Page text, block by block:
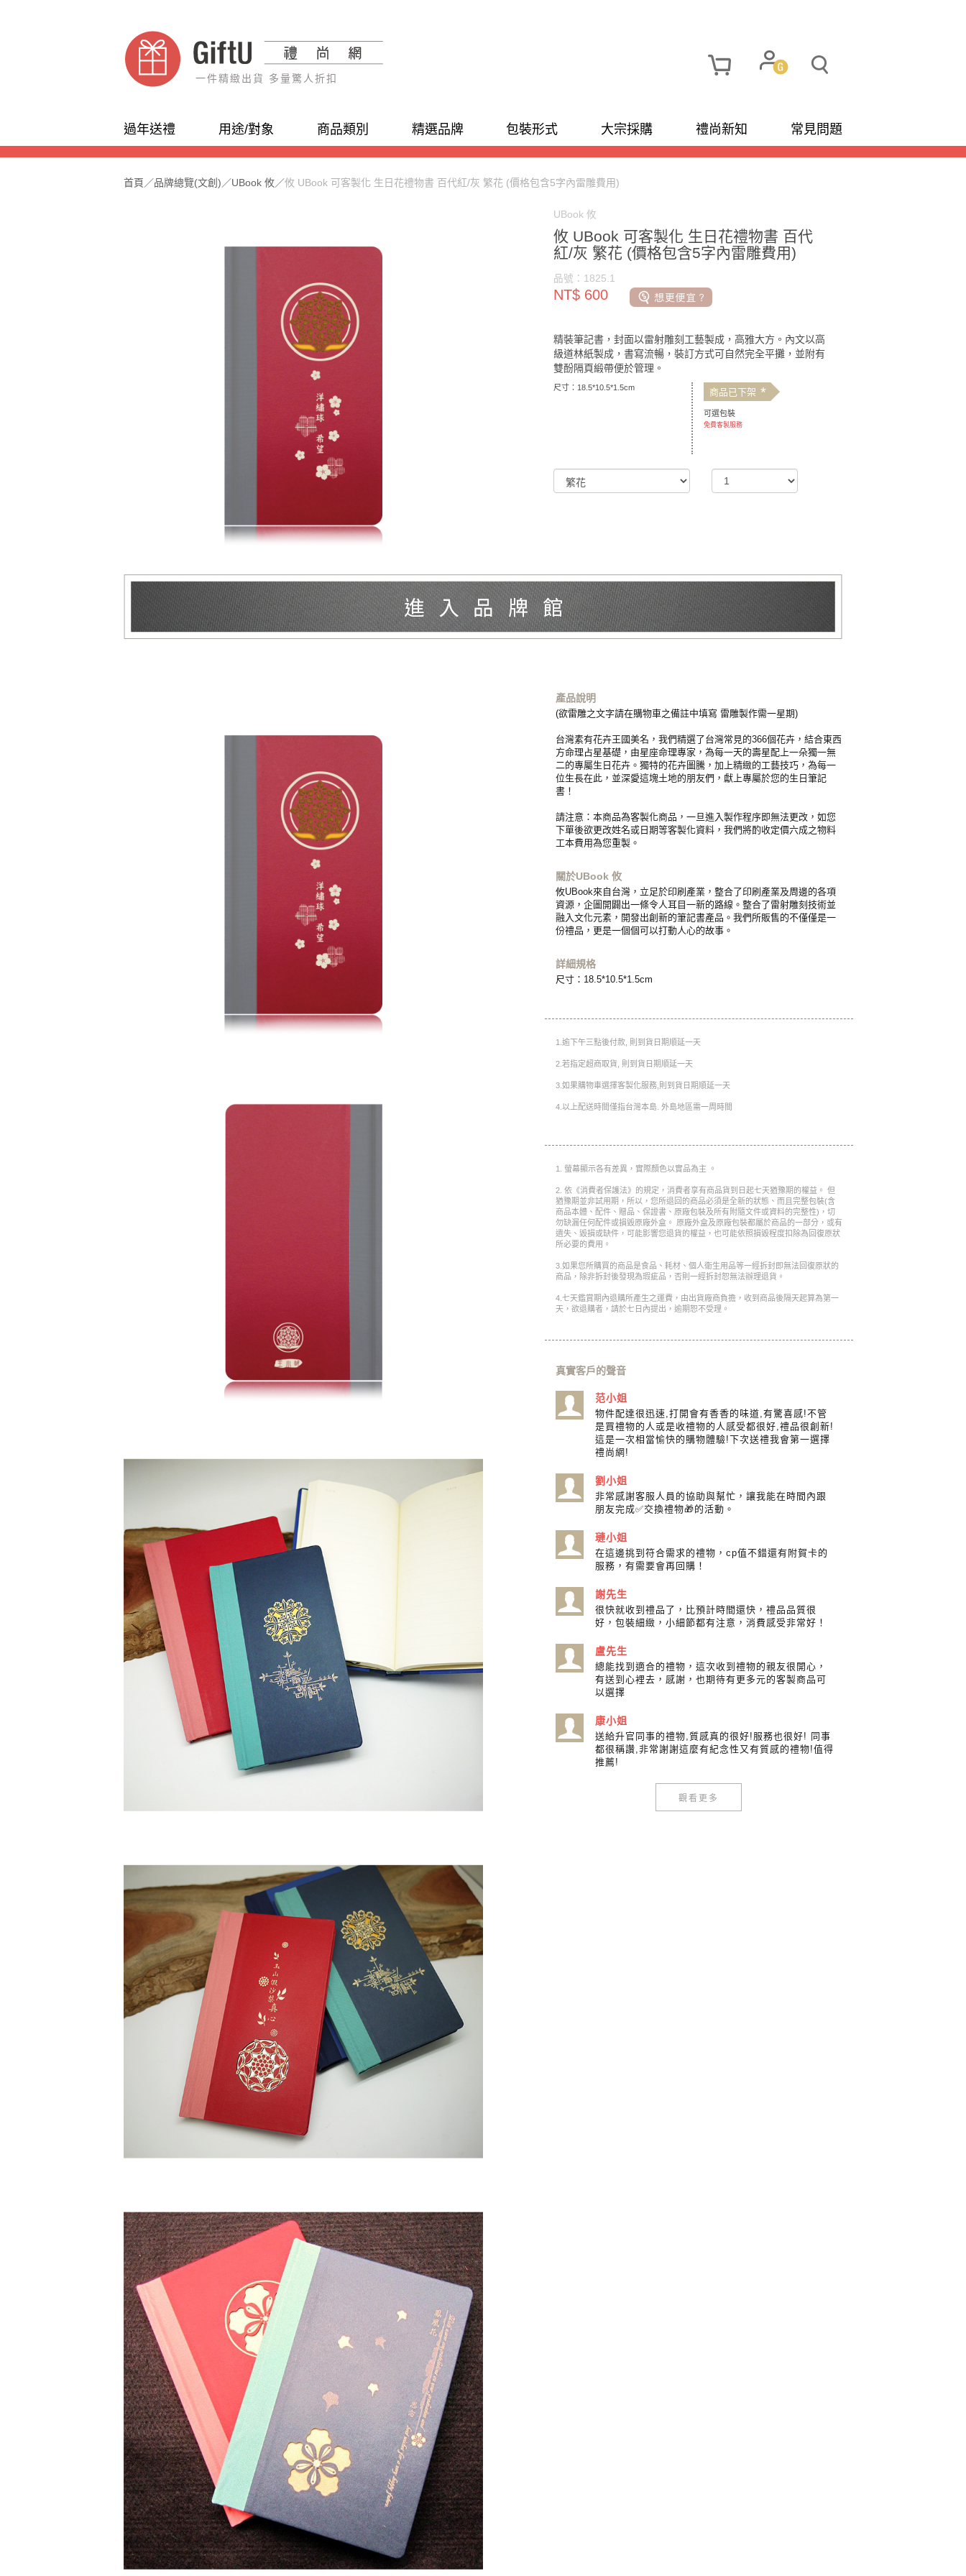
一件精緻出貨 多量驚人折扣
過年送禮 用途/對象 商品類別 精選品牌 包裝形式 大宗採購 禮尚新知 常見問題
首頁 ／品牌總覽(文創) ／UBook 攸／攸 UBook 可客製化 生日花禮物書 百代紅/灰 繁花 (價格包含5字內雷雕費用)
UBook 攸
攸 UBook 可客製化 生日花禮物書 百代
紅/灰 繁花 (價格包含5字內雷雕費用)
品號：1825.1
NT$ 600
精裝筆記書，封面以雷射雕刻工藝製成，高雅大方。內文以高
級道林紙製成，書寫流暢，裝訂方式可自然完全平攤，並附有
雙酚隔頁緞帶便於管理。
尺寸：18.5*10.5*1.5cm 商品已下架 *
可選包裝
免費客製服務
產品說明
(欲雷雕之文字請在購物車之備註中填寫 雷雕製作需一星期)
台灣素有花卉王國美名，我們精選了台灣常見的366個花卉，結合東西
方命理占星基礎，由星座命理專家，為每一天的壽星配上一朵獨一無
二的專屬生日花卉。獨特的花卉圖騰，加上精緻的工藝技巧，為每一
位生長在此，並深愛這塊土地的朋友們，獻上專屬於您的生日筆記
書！
請注意：本商品為客製化商品，一旦進入製作程序即無法更改，如您
下單後欲更改姓名或日期等客製化資料，我們將酌收定價六成之物料
工本費用為您重製。
關於UBook 攸
攸UBook來自台灣，立足於印刷產業，整合了印刷產業及周邊的各項
資源，企圖開闢出一條令人耳目一新的路線。整合了雷射雕刻技術並
融入文化元素，開發出創新的筆記書產品。我們所販售的不僅僅是一
份禮品，更是一個個可以打動人心的故事。
詳細規格
尺寸：18.5*10.5*1.5cm
1.逾下午三點後付款, 則到貨日期順延一天
2.若指定超商取貨, 則到貨日期順延一天
3.如果購物車選擇客製化服務,則到貨日期順延一天
4.以上配送時間僅指台灣本島. 外島地區需一周時間
1. 螢幕顯示各有差異，實際顏色以實品為主 。
2. 依《消費者保護法》的規定，消費者享有商品貨到日起七天猶豫期的權益。 但
猶豫期並非試用期，所以，您所退回的商品必須是全新的狀態、而且完整包裝(含
商品本體、配件、贈品、保證書、原廠包裝及所有附隨文件或資料的完整性)，切
勿缺漏任何配件或損毀原廠外盒。 原廠外盒及原廠包裝都屬於商品的一部分，或有
遺失、毀損或缺件，可能影響您退貨的權益，也可能依照損毀程度扣除為回復原狀
所必要的費用。
3.如果您所購買的商品是食品、耗材、個人衛生用品等一經拆封即無法回復原狀的
商品，除非拆封後發現為瑕疵品，否則一經拆封恕無法辦理退貨。
4.七天鑑賞期內退購所產生之運費，由出貨廠商負擔，收到商品後隔天起算為第一
天，欲退購者，請於七日內提出，逾期恕不受理。
真實客戶的聲音
范小姐
物件配達很迅速,打開會有香香的味道,有驚喜感!不管
是買禮物的人或是收禮物的人感受都很好,禮品很創新!
這是一次相當愉快的購物體驗!下次送禮我會第一選擇
禮尚網!
劉小姐
非常感謝客服人員的協助與幫忙，讓我能在時間內跟
朋友完成✅交換禮物🎁的活動。
璉小姐
在這邊挑到符合需求的禮物，cp值不錯還有附賀卡的
服務，有需要會再回購！
謝先生
很快就收到禮品了，比預計時間還快，禮品品質很
好，包裝細緻，小細節都有注意，消費感受非常好！
盧先生
總能找到適合的禮物，這次收到禮物的親友很開心，
有送到心裡去，感謝，也期待有更多元的客製商品可
以選擇
康小姐
送給升官同事的禮物,質感真的很好!服務也很好! 同事
都很稱讚,非常謝謝這麼有紀念性又有質感的禮物!值得
推薦!
觀看更多